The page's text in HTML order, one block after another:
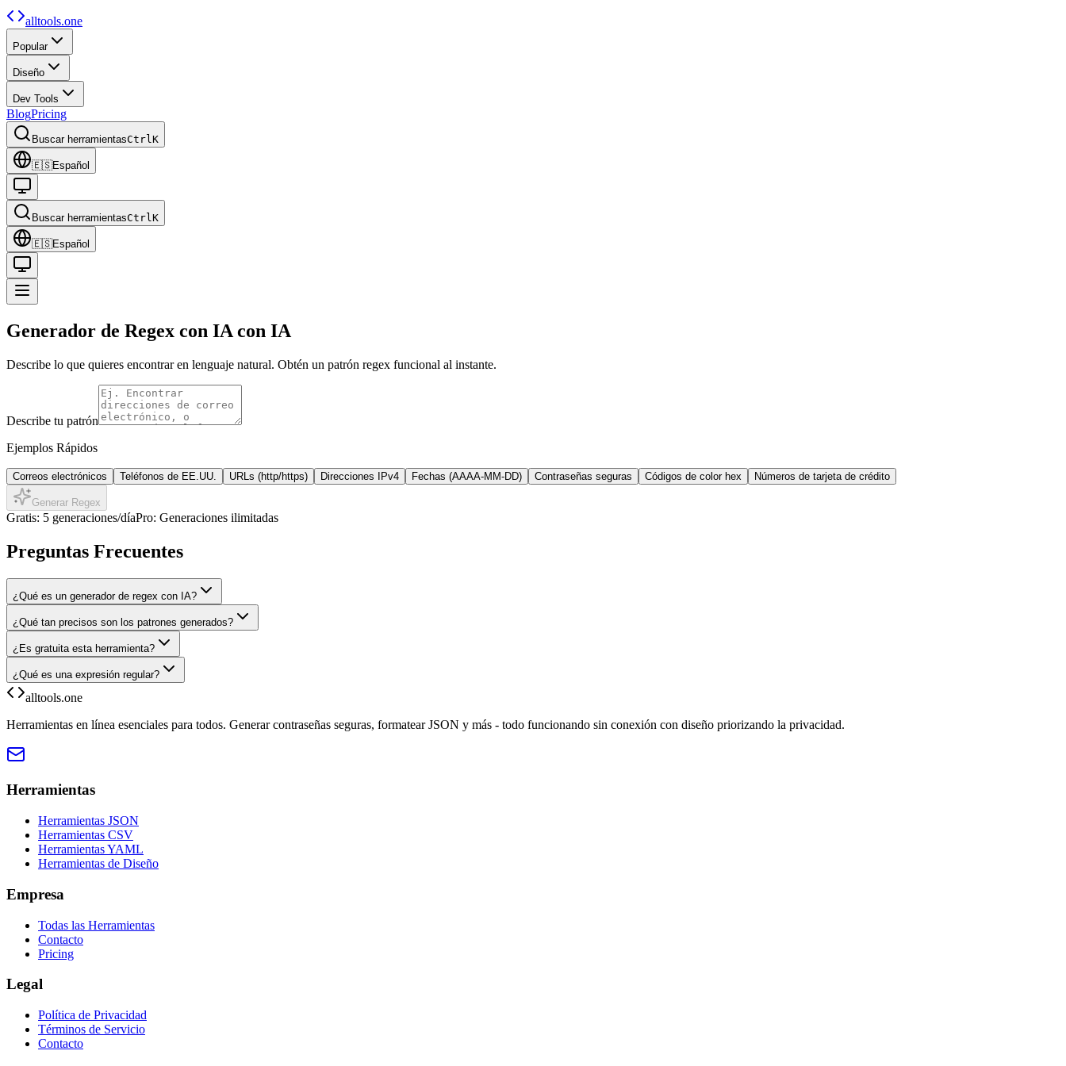
alltools.one
Popular
Diseño
Dev Tools
BlogPricing
Buscar herramientasCtrlK
🇪🇸Español
Buscar herramientasCtrlK
🇪🇸Español
Generador de Regex con IA con IA
Describe lo que quieres encontrar en lenguaje natural. Obtén un patrón regex funcional al instante.
Describe tu patrón
Ejemplos Rápidos
Correos electrónicos Teléfonos de EE.UU. URLs (http/https) Direcciones IPv4 Fechas (AAAA-MM-DD) Contraseñas seguras Códigos de color hex Números de tarjeta de crédito
Generar Regex
Gratis: 5 generaciones/díaPro: Generaciones ilimitadas
Preguntas Frecuentes
¿Qué es un generador de regex con IA?
¿Qué tan precisos son los patrones generados?
¿Es gratuita esta herramienta?
¿Qué es una expresión regular?
alltools.one
Herramientas en línea esenciales para todos. Generar contraseñas seguras, formatear JSON y más - todo funcionando sin conexión con diseño priorizando la privacidad.
Herramientas
Herramientas JSON
Herramientas CSV
Herramientas YAML
Herramientas de Diseño
Empresa
Todas las Herramientas
Contacto
Pricing
Legal
Política de Privacidad
Términos de Servicio
Contacto